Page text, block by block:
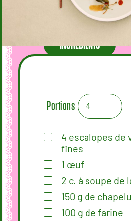
INGRÉDIENTS
Portions
4 escalopes de
fines
1 œuf
2 c. à soupe de
150 g de
100 g de farine